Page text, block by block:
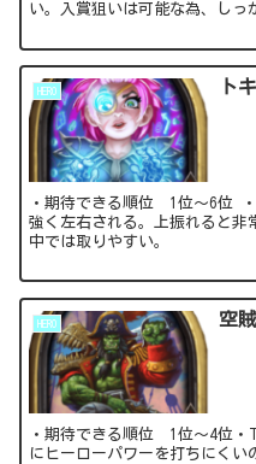
い。入賞狙いは可能な為、しっ
HERO トキ
・期待できる順位 1位～6位 ・Tierの理由良くも悪くも酒場運に
強く左右される。上振れると
中では取りやすい。
HERO 空
・期待できる順位 1位～4位
にヒーローパワーを打ちにくい